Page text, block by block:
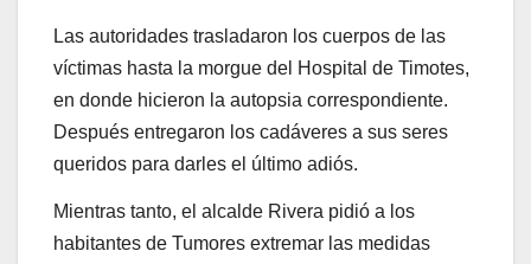
Las autoridades trasladaron los cuerpos de las
víctimas hasta la morgue del Hospital de Timotes,
en donde hicieron la autopsia correspondiente.
Después entregaron los cadáveres a sus seres
queridos para darles el último adiós.
Mientras tanto, el alcalde Rivera pidió a los
habitantes de Tumores extremar las medidas